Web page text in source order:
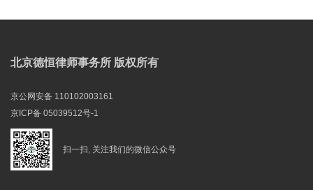
北京德恒律师事务所 版权所有
京公网安备 110102003161
京ICP备 05039512号-1
扫一扫, 关注我们的微信公众号